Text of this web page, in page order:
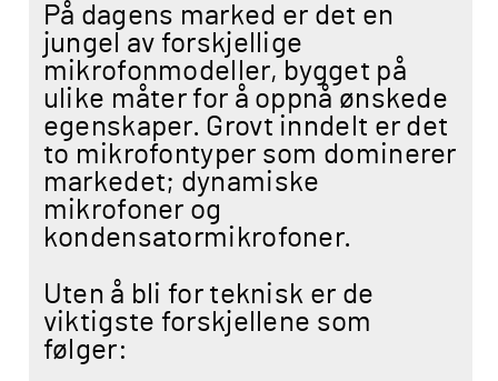
På dagens marked er det en
jungel av forskjellige
mikrofonmodeller, bygget på
ulike måter for å oppnå ønskede
egenskaper. Grovt inndelt er det
to mikrofontyper som dominerer
markedet; dynamiske
mikrofoner og
kondensatormikrofoner.
Uten å bli for teknisk er de
viktigste forskjellene som
følger: